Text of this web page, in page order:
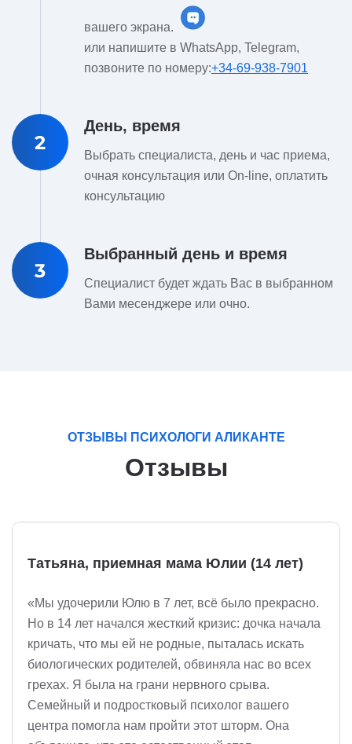
вашего экрана.
или напишите в WhatsApp, Telegram,
позвоните по номеру:+34-69-938-7901
2
День, время
Выбрать специалиста, день и час приема,
очная консультация или On-line, оплатить
консультацию
3
Выбранный день и время
Специалист будет ждать Вас в выбранном
Вами месенджере или очно.
ОТЗЫВЫ ПСИХОЛОГИ АЛИКАНТЕ
Отзывы
Татьяна, приемная мама Юлии (14 лет)
«Мы удочерили Юлю в 7 лет, всё было прекрасно.
Но в 14 лет начался жесткий кризис: дочка начала
кричать, что мы ей не родные, пыталась искать
биологических родителей, обвиняла нас во всех
грехах. Я была на грани нервного срыва.
Семейный и подростковый психолог вашего
центра помогла нам пройти этот шторм. Она